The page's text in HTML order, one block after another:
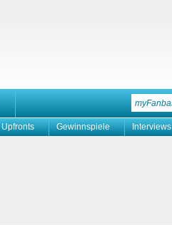
Upfronts Gewinnspiele Interviews